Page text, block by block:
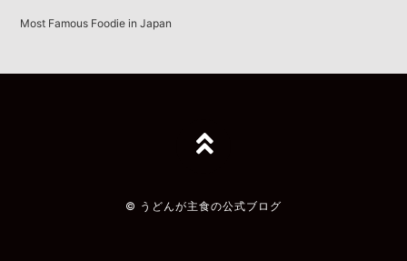
Most Famous Foodie in Japan
TOPへ
© うどんが主食の公式ブログ